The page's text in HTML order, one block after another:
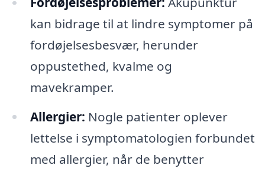
kan bidrage til at lindre symptomer på
fordøjelsesbesvær, herunder
oppustethed, kvalme og
mavekramper.
Allergier: Nogle patienter oplever
lettelse i symptomatologien forbundet
med allergier, når de benytter